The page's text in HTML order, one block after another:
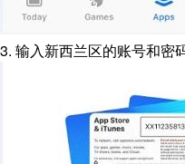
3. 输入新西兰区的账号和密